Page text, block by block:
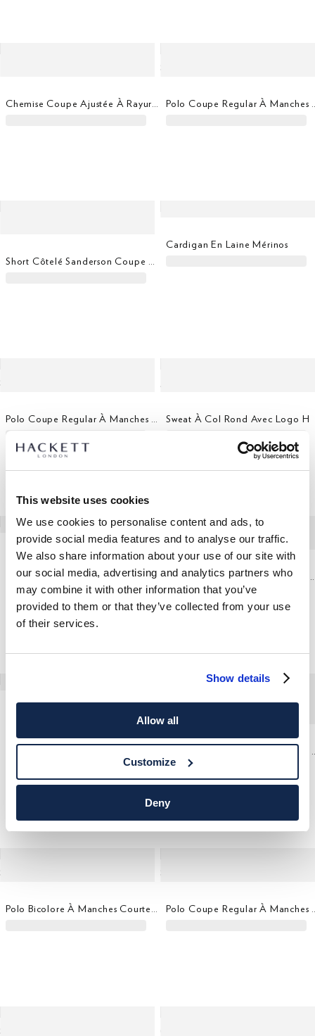
This website uses cookies
We use cookies to personalise content and ads, to
provide social media features and to analyse our traffic.
We also share information about your use of our site with
our social media, advertising and analytics partners who
may combine it with other information that you’ve
provided to them or that they’ve collected from your use
of their services.
Show details
Allow all
Customize
Deny
Cardigan En Laine Mérinos
Sweat À Col Rond Avec Logo H
Jean Coupe Regular Écru
Polo Coupe
Polo Bicolore À Manches Courtes Coupe Regular Polo Coupe